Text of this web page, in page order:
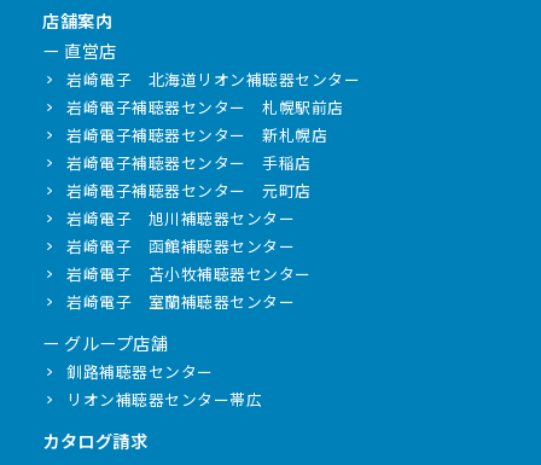
店舗案内
ー 直営店
岩崎電子 北海道リオン補聴器センター
岩崎電子補聴器センター 札幌駅前店
岩崎電子補聴器センター 新札幌店
岩崎電子補聴器センター 手稲店
岩崎電子補聴器センター 元町店
岩崎電子 旭川補聴器センター
岩崎電子 函館補聴器センター
岩崎電子 苫小牧補聴器センター
岩崎電子 室蘭補聴器センター
ー グループ店舗
釧路補聴器センター
リオン補聴器センター帯広
カタログ請求